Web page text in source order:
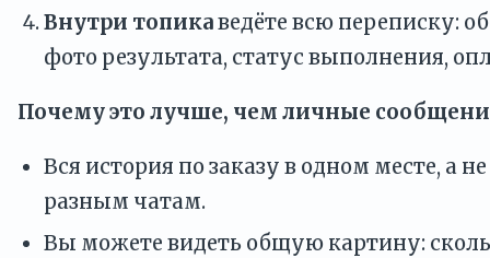
Внутри топикаведёте всю переписку:
фото результата, статус выполнения,
Почему это лучше, чем личные
Вся история по заказу в одном месте, а
разным чатам.
Вы можете видеть общую картину: